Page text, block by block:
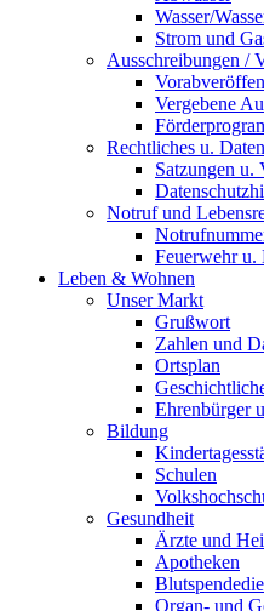
Wasser/
Strom und
Ausschreibungen /
Vergebene
Rechtliches u.
Satzungen u.
Notruf und
Feuerwehr u.
Leben & Wohnen
Unser Markt
Grußwort
Zahlen und
Ortsplan
Ehrenbürger
Bildung
Schulen
Gesundheit
Ärzte und
Apotheken
Organ- und